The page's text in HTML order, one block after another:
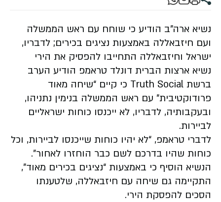
נשיא ארה”ב הודיע כי שוחח עם ראש הממשלה
ועם חיזבאללה באמצעות נציגים בכירים; לדבריו,
ישראל וחיזבאללה התחייבו להפסיק את הירי
נשיא ארצות הברית דונלד טראמפ הודיע הערב
ברשת Truth Social כי קיים “שיחה מאוד
פרודוקטיבית” עם ראש הממשלה בנימין נתניהו,
ובעקבותיה, לדבריו, לא ייכנסו כוחות ישראליים
לביירות.
לדברי טראמפ, “לא יהיו כוחות שייכנסו לביירות, וכל
כוחות שהיו בדרכם לשם כבר הוחזרו לאחור”.
הנשיא הוסיף כי באמצעות “נציגים בכירים מאוד”,
התקיימה גם שיחה עם חיזבאללה, שלטענתו
הסכים להפסקת הירי.